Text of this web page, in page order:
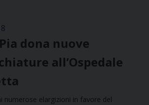
dona nuove
all’Ospedale
numerose elargizioni in favore del